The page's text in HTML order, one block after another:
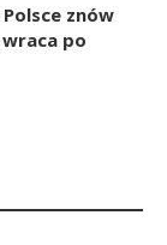
znów
po